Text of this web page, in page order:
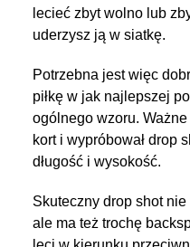
lecieć zbyt wolno lub
uderzysz ją w siatkę.
Potrzebna jest więc
piłkę w jak najlepszej
ogólnego wzoru.
kort i wypróbował drop
długość i wysokość.
Skuteczny drop shot
ale ma też trochę